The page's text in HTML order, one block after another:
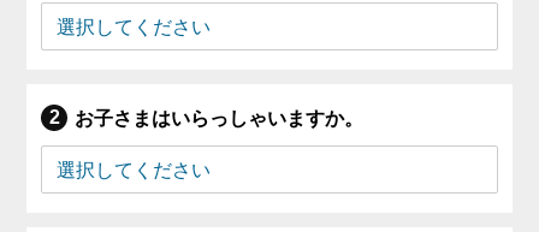
お子さまはいらっしゃいますか。